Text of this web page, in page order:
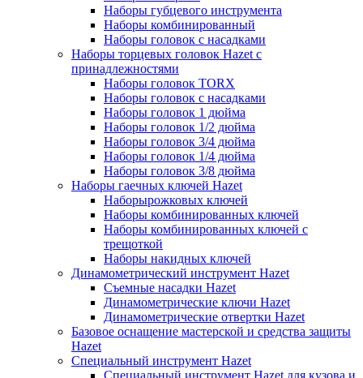
Наборы губцевого инструмента
Наборы комбинированный
Наборы головок с насадками
Наборы торцевых головок Hazet с
принадлежностями
Наборы головок TORX
Наборы головок с насадками
Наборы головок 1 дюйма
Наборы головок 1/2 дюйма
Наборы головок 3/4 дюйма
Наборы головок 1/4 дюйма
Наборы головок 3/8 дюйма
Наборы гаечных ключей Hazet
Наборырожковых ключей
Наборы комбинированных ключей
Наборы комбинированных ключей с
трещоткой
Наборы накидных ключей
Динамометрический инструмент Hazet
Съемные насадки Hazet
Динамометрические ключи Hazet
Динамометрические отвертки Hazet
Базовое оснащение мастерской и средства защиты
Hazet
Специальный инструмент Hazet
Специальный инструмент Hazet для кузова и